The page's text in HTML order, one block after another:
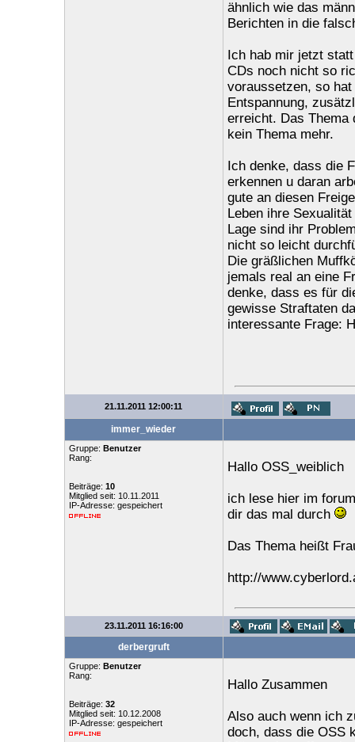
ähnlich wie das
Berichten in die
Ich hab mir jetzt
CDs noch nicht so
voraussetzen, so
Entspannung,
erreicht. Das Thema
kein Thema mehr.
Ich denke, dass die
erkennen u daran
gute an diesen
Leben ihre
Lage sind ihr
nicht so leicht
Die gräßlichen
jemals real an eine
denke, dass es für
gewisse Straftaten
interessante Frage:
21.11.2011 12:00:11
immer_wieder
Gruppe: Benutzer
Rang:
Beiträge: 10
Mitglied seit: 10.11.2011
IP-Adresse: gespeichert
Hallo OSS_weiblich
ich lese hier im
dir das mal durch
Das Thema heißt
http://
23.11.2011 16:16:00
derbergruft
Gruppe: Benutzer
Rang:
Beiträge: 32
Mitglied seit: 10.12.2008
IP-Adresse: gespeichert
Hallo Zusammen
Also auch wenn ich
doch, dass die OSS